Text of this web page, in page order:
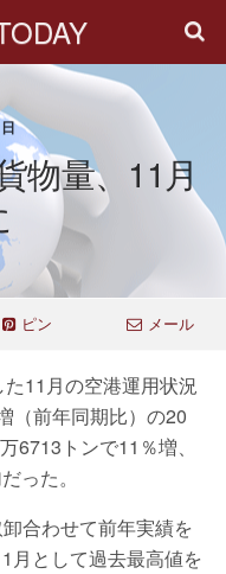
物量、11月
ピン メール
11月の空港運用状況
（前年同期比）の20
6713トンで11％増、
った。
合わせて前年実績を
月として過去最高値を